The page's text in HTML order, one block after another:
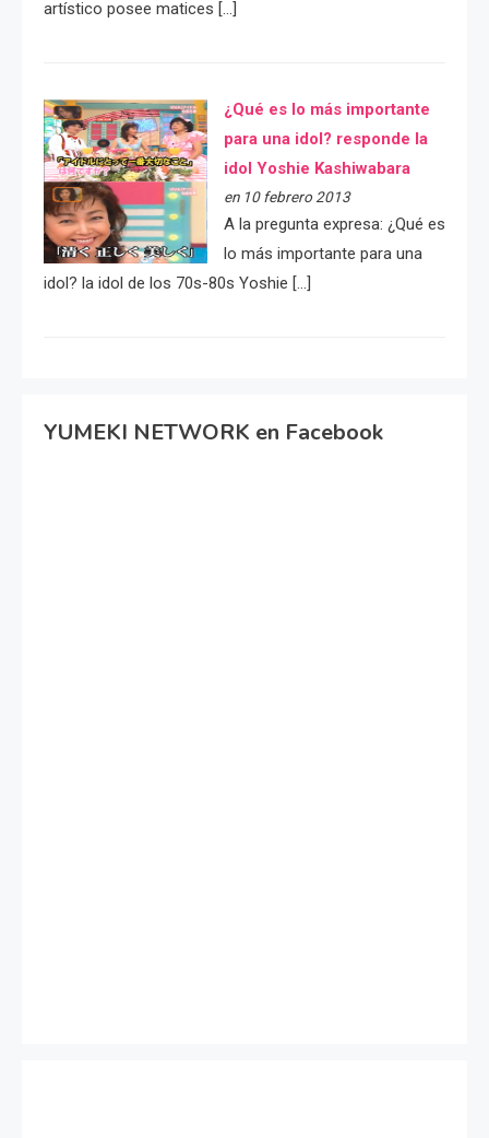
artístico posee matices […]
¿Qué es lo más importante
para una idol? responde la
idol Yoshie Kashiwabara
en 10 febrero 2013
A la pregunta expresa: ¿Qué es
lo más importante para una
idol? la idol de los 70s-80s Yoshie […]
YUMEKI NETWORK en Facebook